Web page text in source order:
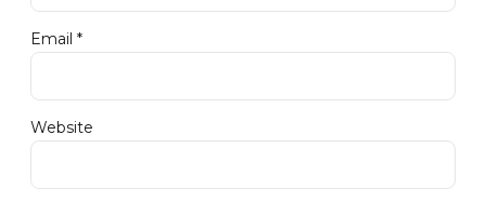
Email *
Website